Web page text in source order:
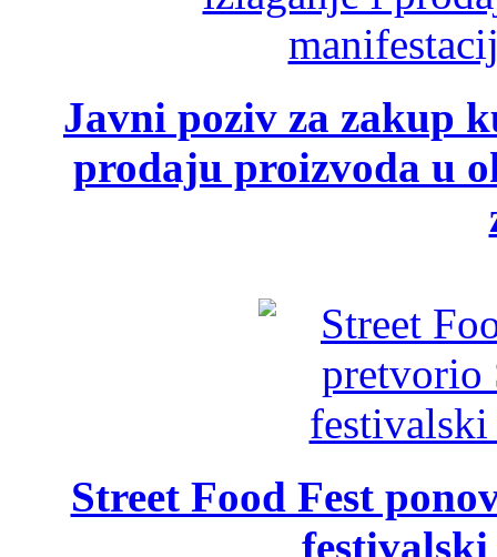
Javni poziv za zakup
prodaju proizvoda u
Street Food Fest